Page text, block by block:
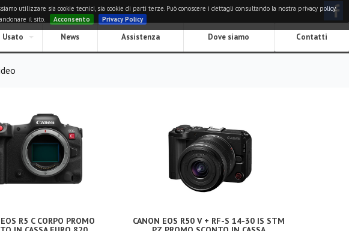
utilizzare sia cookie tecnici, sia cookie di parti terze. Può conoscere i dettagli consultando la nostra privacy policy.
il sito.
Acconsento Privacy Policy
Usato News Assistenza Dove siamo Contatti
R5 C CORPO PROMO
CANON EOS R50 V + RF-S 14-30 IS STM